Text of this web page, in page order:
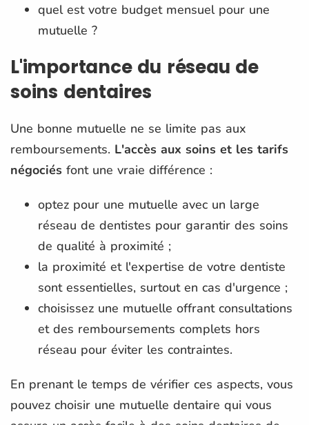
quel est votre budget mensuel pour une
mutuelle ?
L'importance du réseau de
soins dentaires
Une bonne mutuelle ne se limite pas aux
remboursements. L'accès aux soins et les tarifs
négociés font une vraie différence :
optez pour une mutuelle avec un large
réseau de dentistes pour garantir des soins
de qualité à proximité ;
la proximité et l'expertise de votre dentiste
sont essentielles, surtout en cas d'urgence ;
choisissez une mutuelle offrant consultations
et des remboursements complets hors
réseau pour éviter les contraintes.
En prenant le temps de vérifier ces aspects, vous
pouvez choisir une mutuelle dentaire qui vous